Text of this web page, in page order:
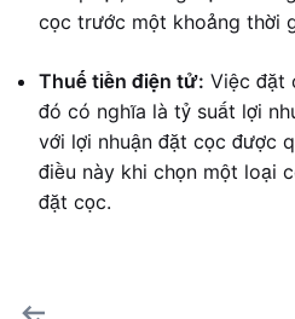
cọc trước một khoảng thời
Thuế tiền điện tử: Việc đặt
đó có nghĩa là tỷ suất lợi
với lợi nhuận đặt cọc được
điều này khi chọn một loại
đặt cọc.